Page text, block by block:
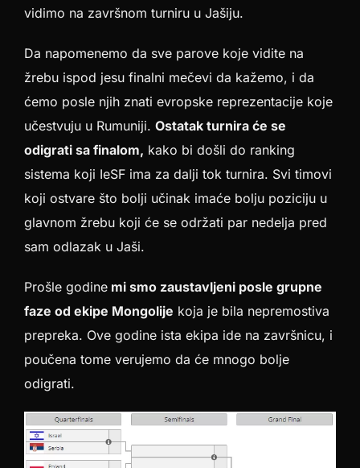
vidimo na završnom turniru u Jašiju.
Da napomenemo da sve parove koje vidite na
žrebu ispod jesu finalni mečevi da kažemo, i da
ćemo posle njih znati evropske reprezentacije koje
učestvuju u Rumuniji. Ostatak turnira će se
odigrati sa finalom, kako bi došli do ranking
sistema koji IeSF ima za dalji tok turnira. Svi timovi
koji ostvare što bolji učinak imaće bolju poziciju u
glavnom žrebu koji će se održati par nedelja pred
sam odlazak u Jaši.
Prošle godine mi smo zaustavljeni posle grupne
faze od ekipe Mongolije koja je bila nepremostiva
prepreka. Ove godine ista ekipa ide na završnicu, i
poučena tome verujemo da će mnogo bolje
odigrati.